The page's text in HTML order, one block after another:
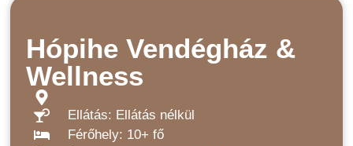
Hópihe Vendégház &
Wellness
Ellátás: Ellátás nélkül
Férőhely: 10+ fő